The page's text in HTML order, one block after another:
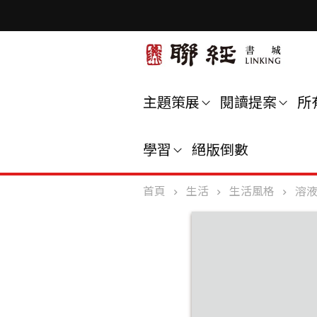
主題策展 閱讀提案 所
學習 絕版倒數
首頁 生活 生活風格 溶